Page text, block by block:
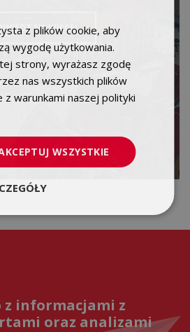
SIĘ WIĘCEJ
z informacjami z
oraz analizami
ENGLISH
z plików cookie, aby
wygodę użytkowania.
strony, wyrażasz zgodę
nas wszystkich plików
z warunkami naszej polityki
WSZYSTKIE